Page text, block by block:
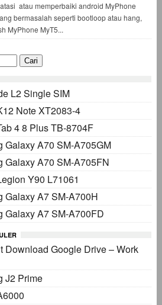
atau memperbaiki android MyPhone
bermasalah seperti bootloop atau hang,
MyPhone MyT5...
L2 Single SIM
Note XT2083-4
4 8 Plus TB-8704F
Galaxy A70 SM-A705GM
Galaxy A70 SM-A705FN
Y90 L71061
Galaxy A7 SM-A700H
Galaxy A7 SM-A700FD
Download Google Drive – Work
J2 Prime